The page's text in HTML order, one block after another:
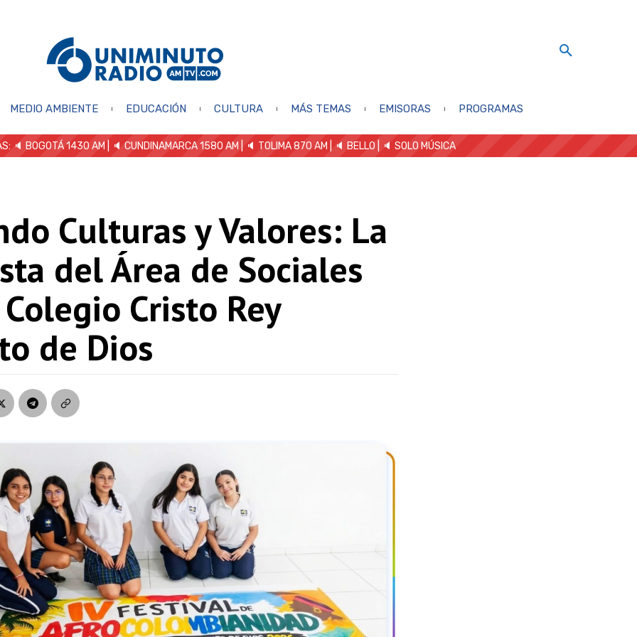
MEDIO AMBIENTE EDUCACIÓN CULTURA MÁS TEMAS EMISORAS PROGRAMAS
🔈 BOGOTÁ 1430 AM | 🔈 CUNDINAMARCA 1580 AM | 🔈 TOLIMA 870 AM | 🔈 BELLO 🔈 SOLO MÚSICA
Culturas y Valores: La
del Área de Sociales
Cristo Rey
de Dios